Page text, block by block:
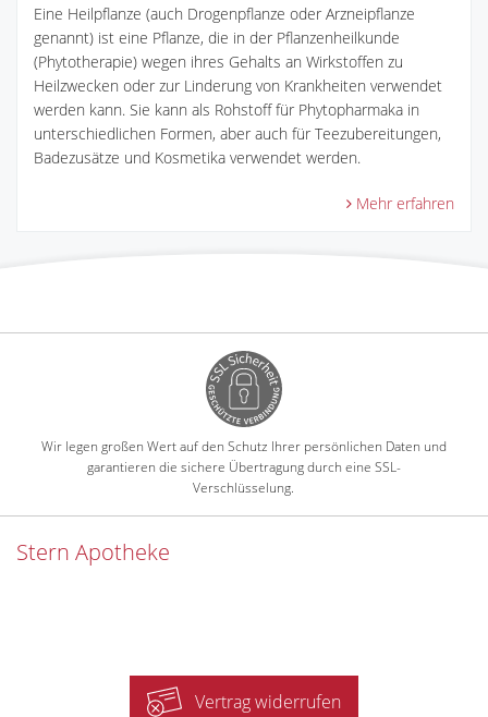
Eine Heilpflanze (auch Drogenpflanze oder Arzneipflanze
genannt) ist eine Pflanze, die in der Pflanzenheilkunde
(Phytotherapie) wegen ihres Gehalts an Wirkstoffen zu
Heilzwecken oder zur Linderung von Krankheiten verwendet
werden kann. Sie kann als Rohstoff für Phytopharmaka in
unterschiedlichen Formen, aber auch für Teezubereitungen,
Badezusätze und Kosmetika verwendet werden.
Mehr erfahren
Wir legen großen Wert auf den Schutz Ihrer persönlichen Daten und
garantieren die sichere Übertragung durch eine SSL-
Verschlüsselung.
Stern Apotheke
Vertrag widerrufen